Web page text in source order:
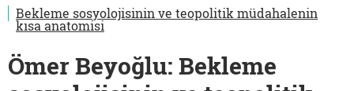
Bekleme sosyolojisinin ve teopolitik müdahalenin
kısa anatomisi
Ömer Beyoğlu: Bekleme